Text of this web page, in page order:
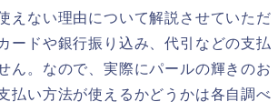
えない理由について解説させていただ
ードや銀行振り込み、代引などの支払
ん。なので、実際にパールの輝きのお
払い方法が使えるかどうかは各自調べ